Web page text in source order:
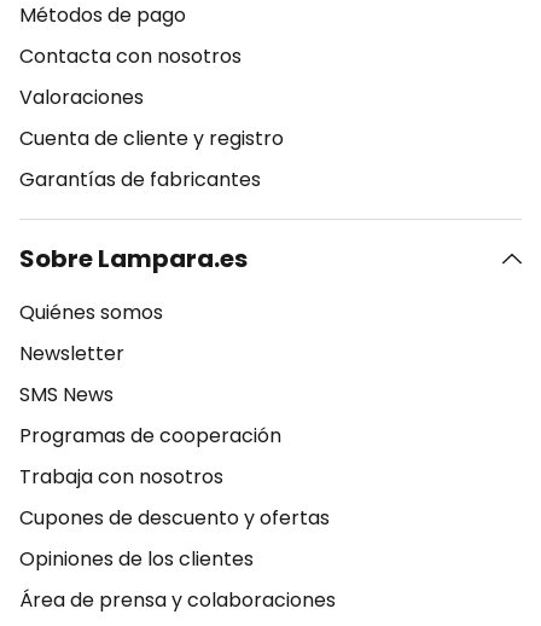
Métodos de pago
Contacta con nosotros
Valoraciones
Cuenta de cliente y registro
Garantías de fabricantes
Sobre Lampara.es
Quiénes somos
Newsletter
SMS News
Programas de cooperación
Trabaja con nosotros
Cupones de descuento y ofertas
Opiniones de los clientes
Área de prensa y colaboraciones